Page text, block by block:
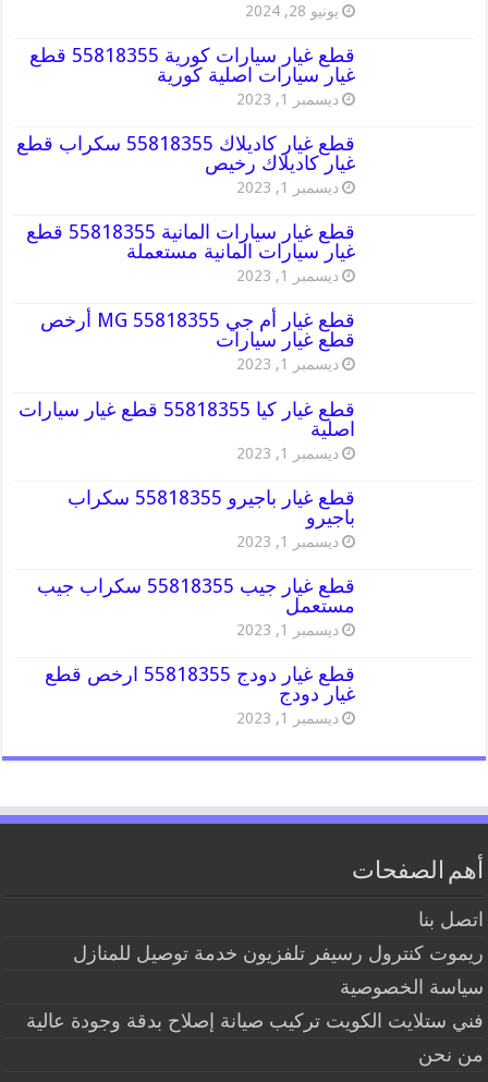
يونيو 28, 2024
قطع غيار سيارات كورية 55818355 قطع
غيار سيارات اصلية كورية
ديسمبر 1, 2023
قطع غيار كاديلاك 55818355 سكراب قطع
غيار كاديلاك رخيص
ديسمبر 1, 2023
قطع غيار سيارات المانية 55818355 قطع
غيار سيارات المانية مستعملة
ديسمبر 1, 2023
قطع غيار أم جي MG 55818355 أرخص
قطع غيار سيارات
ديسمبر 1, 2023
قطع غيار كيا 55818355 قطع غيار سيارات
اصلية
ديسمبر 1, 2023
قطع غيار باجيرو 55818355 سكراب
باجيرو
ديسمبر 1, 2023
قطع غيار جيب 55818355 سكراب جيب
مستعمل
ديسمبر 1, 2023
قطع غيار دودج 55818355 ارخص قطع
غيار دودج
ديسمبر 1, 2023
أهم الصفحات
اتصل بنا
ريموت كنترول رسيفر تلفزيون خدمة توصيل للمنازل
سياسة الخصوصية
فني ستلايت الكويت تركيب صيانة إصلاح بدقة وجودة عالية
من نحن